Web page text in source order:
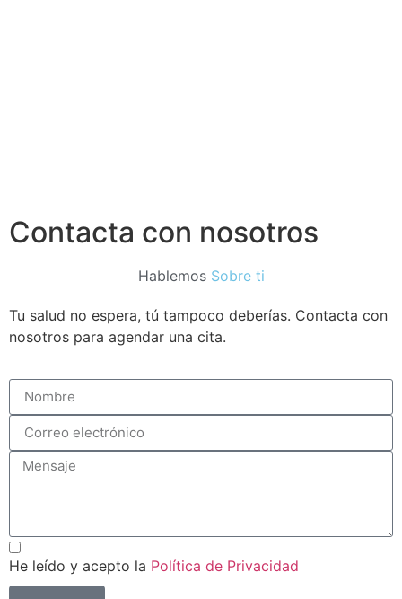
Contacta con nosotros
Hablemos Sobre ti
Tu salud no espera, tú tampoco deberías. Contacta con
nosotros para agendar una cita.
He leído y acepto la Política de Privacidad